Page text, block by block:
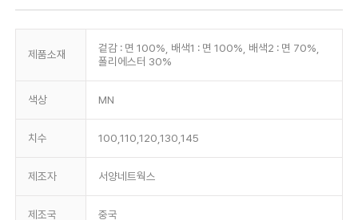
제품소재
겉감 : 면 100%, 배색1 : 면 100%, 배색2 : 면 70%,
폴리에스터 30%
색상 MN
치수 100,110,120,130,145
제조자 서양네트웍스
제조국 중국